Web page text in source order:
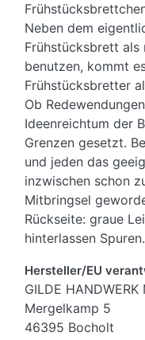
Neben dem
Frühstücksbrett als
benutzen, kommt
Frühstücksbretter
Ob
Ideenreichtum der
Grenzen gesetzt.
und jeden das
inzwischen schon
Mitbringsel
Rückseite: graue
hinterlassen
Hersteller/EU
GILDE
Mergelkamp 5
46395 Bocholt